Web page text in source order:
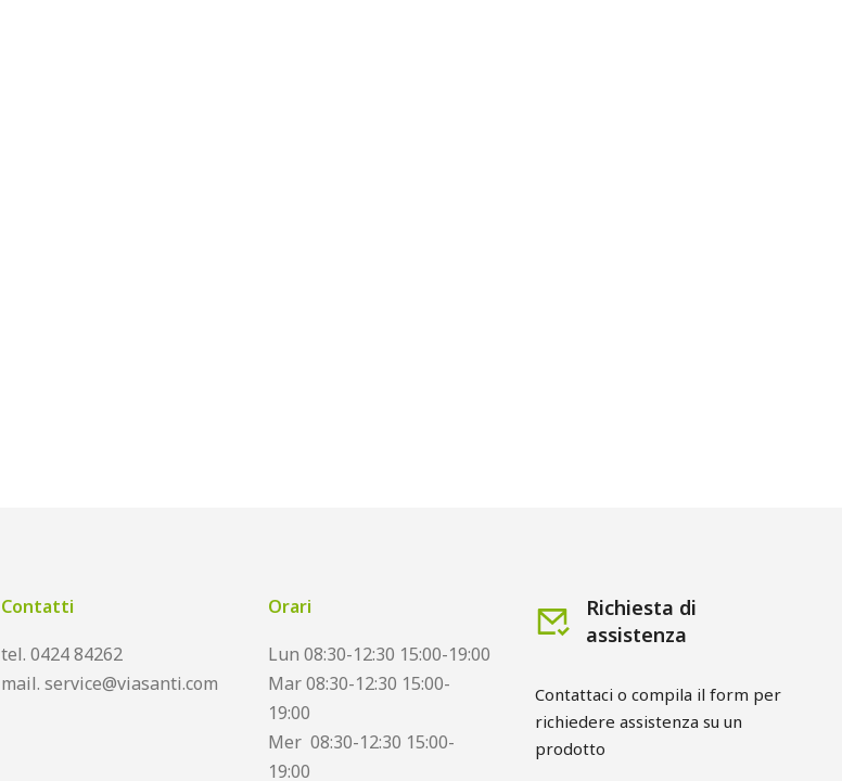
Contatti
tel. 0424 84262
mail. service@viasanti.com
Orari
Lun 08:30-12:30 15:00-19:00
Mar 08:30-12:30 15:00-
19:00
Mer 08:30-12:30 15:00-
19:00
Richiesta di
assistenza
Contattaci o compila il form per
richiedere assistenza su un
prodotto